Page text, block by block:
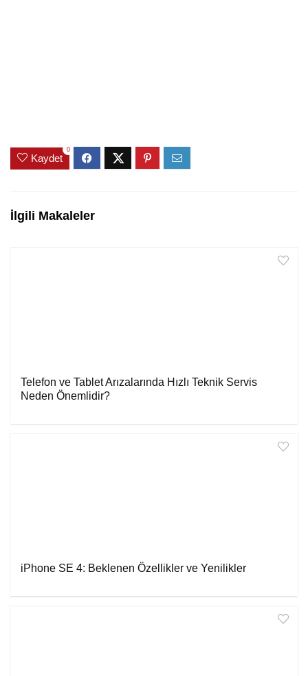
Kaydet
0
İlgili Makaleler
Telefon ve Tablet Arızalarında Hızlı Teknik Servis
Neden Önemlidir?
iPhone SE 4: Beklenen Özellikler ve Yenilikler